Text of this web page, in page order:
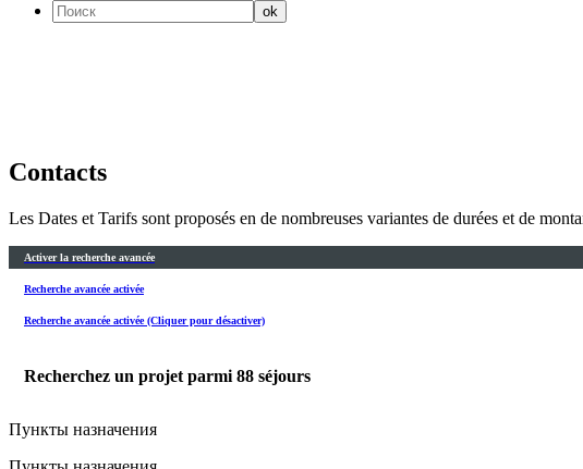
Contacts
Les Dates et Tarifs sont proposés en de nombreuses variantes de durées et de
Activer la recherche avancée
Recherche avancée activée
Recherche avancée activée (Cliquer pour désactiver)
Recherchez un projet parmi 88 séjours
Пункты назначения